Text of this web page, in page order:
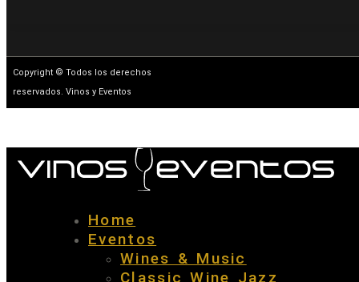
Copyright © Todos los derechos
reservados. Vinos y Eventos
Home
Eventos
Wines & Music
Classic Wine Jazz